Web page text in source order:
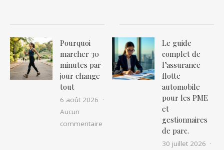
Pourquoi
marcher 30
minutes par
jour change
tout
6 août 2026
Aucun
commentaire sur Pourquoi marcher 30 minutes
Le guide
complet de
l’assurance
flotte
automobile
pour les PME
et
gestionnaires
de parc.
30 juillet 2026